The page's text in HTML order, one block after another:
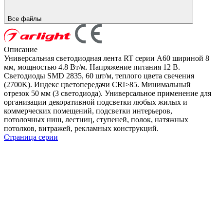
Все файлы
Описание
Универсальная светодиодная лента RT серии A60 шириной 8
мм, мощностью 4.8 Вт/м. Напряжение питания 12 В.
Светодиоды SMD 2835, 60 шт/м, теплого цвета свечения
(2700K). Индекс цветопередачи CRI>85. Минимальный
отрезок 50 мм (3 светодиода). Универсальное применение для
организации декоративной подсветки любых жилых и
коммерческих помещений, подсветки интерьеров,
потолочных ниш, лестниц, ступеней, полок, натяжных
потолков, витражей, рекламных конструкций.
Страница серии